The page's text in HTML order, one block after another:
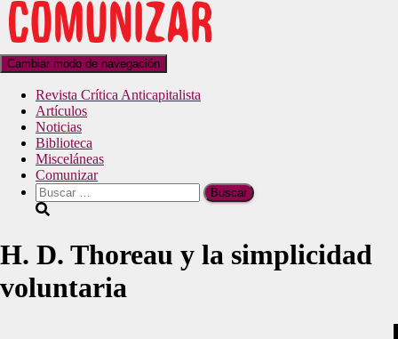
Cambiar modo de navegación
Revista Crítica Anticapitalista
Artículos
Noticias
Biblioteca
Misceláneas
Comunizar
H. D. Thoreau y la simplicidad
voluntaria